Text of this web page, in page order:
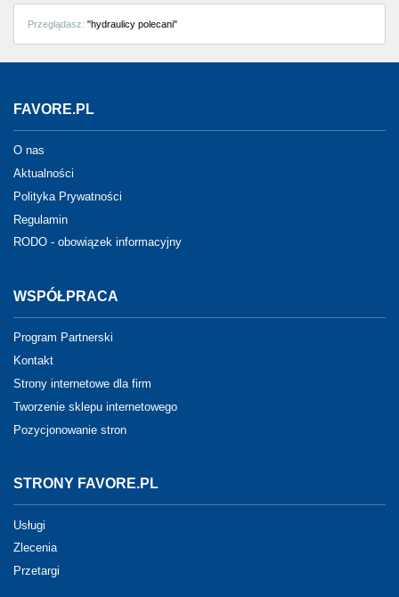
Przeglądasz: "hydraulicy polecani"
FAVORE.PL
O nas
Aktualności
Polityka Prywatności
Regulamin
RODO - obowiązek informacyjny
WSPÓŁPRACA
Program Partnerski
Kontakt
Strony internetowe dla firm
Tworzenie sklepu internetowego
Pozycjonowanie stron
STRONY FAVORE.PL
Usługi
Zlecenia
Przetargi